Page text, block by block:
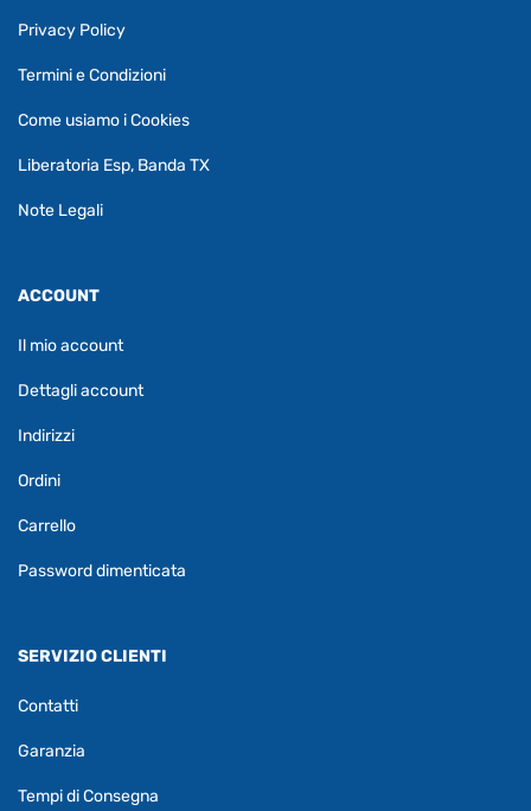
Privacy Policy
Termini e Condizioni
Come usiamo i Cookies
Liberatoria Esp, Banda TX
Note Legali
ACCOUNT
Il mio account
Dettagli account
Indirizzi
Ordini
Carrello
Password dimenticata
SERVIZIO CLIENTI
Contatti
Garanzia
Tempi di Consegna